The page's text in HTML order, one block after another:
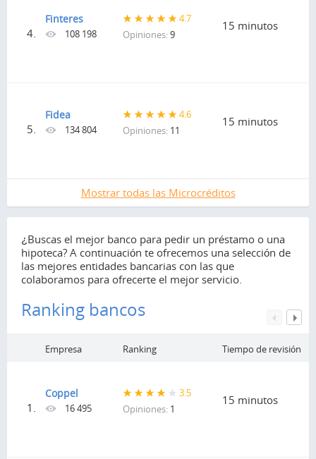
4.
Finteres
108 198
4.7
Opiniones:9
15 minutos
5.
Fidea
134 804
4.6
Opiniones: 11
15 minutos
Mostrar todas las Microcréditos
¿Buscas el mejor banco para pedir un préstamo o una
hipoteca? A continuación te ofrecemos una selección de
las mejores entidades bancarias con las que
colaboramos para ofrecerte el mejor servicio.
Ranking bancos
Empresa Ranking Tiempo de revisión
1.
Coppel
16 495
3.5
Opiniones: 1
15 minutos